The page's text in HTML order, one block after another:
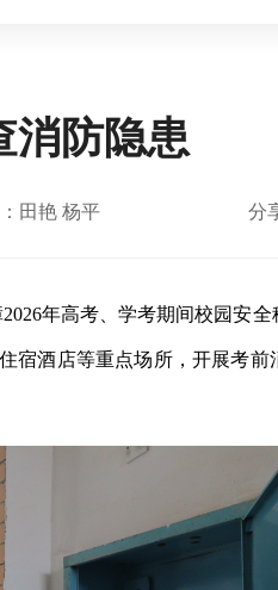
消防隐患
田艳 杨平 分
年高考、学考期间校园安
宿酒店等重点场所，开展考前